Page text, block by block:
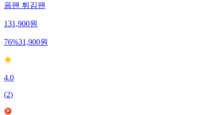
음팬 튀김팬
131,900원
76%31,900원
4.0
(2)